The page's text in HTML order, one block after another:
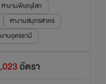
หางานพิษณุโลก
หางานสมุทรสาคร
านอุดรธานี
อัตรา